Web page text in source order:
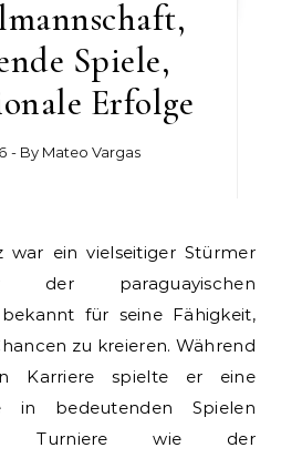
Spiele,
Erfolge
- By Mateo Vargas
der paraguayischen
für seine Fähigkeit,
zu kreieren. Während
Karriere spielte er eine
in bedeutenden Spielen
Turniere wie der